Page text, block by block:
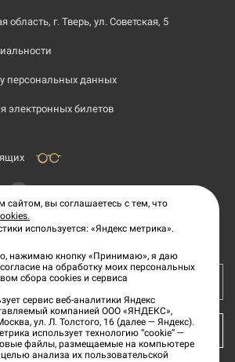
область, г. Тверь, ул. Советская, 5
персональных данных
электронных билетов
новостей
КУПИТЬ БИЛЕТ
сайтом, вы соглашаетесь с тем, что
используется: «Яндекс метрика».
нажимаю кнопку «Принимаю», я даю
на обработку моих персональных
сбора cookies и сервиса
сервис веб-аналитики Яндекс
компанией ООО «ЯНДЕКС»,
ул. Л. Толстого, 16 (далее — Яндекс).
использует технологию “cookie” —
файлы, размещаемые на компьютере
анализа их пользовательской